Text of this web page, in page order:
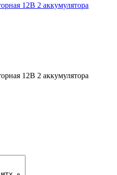
12В 2 аккумулятора
12В 2 аккумулятора